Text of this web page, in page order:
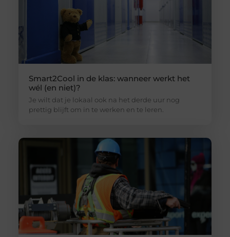
Smart2Cool in de klas: wanneer werkt het
wél (en niet)?
Je wilt dat je lokaal ook na het derde uur nog
prettig blijft om in te werken en te leren.